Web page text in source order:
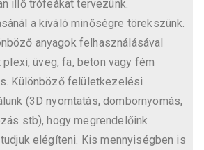
illő trófeákat tervezünk.
a kiváló minőségre törekszünk.
anyagok felhasználásával
üveg, fa, beton vagy fém
Különböző felületkezelési
(3D nyomtatás, dombornyomás,
stb), hogy megrendelőink
elégíteni. Kis mennyiségben is